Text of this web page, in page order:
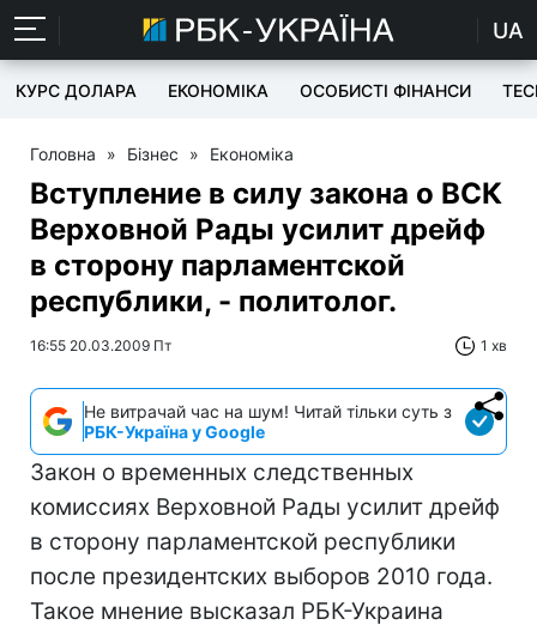
UA
КУРС ДОЛАРА ЕКОНОМІКА ОСОБИСТІ ФІНАНСИ
Головна » Бізнес » Економіка
Вступление в силу закона о ВСК
Верховной Рады усилит дрейф
в сторону парламентской
республики, - политолог.
16:55 20.03.2009 Пт 1 хв
Не витрачай час на шум! Читай тільки суть з
РБК-Україна у Google
Закон о временных следственных
комиссиях Верховной Рады усилит дрейф
в сторону парламентской республики
после президентских выборов 2010 года.
Такое мнение высказал РБК-Украина